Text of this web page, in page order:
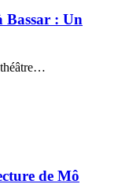
Bassar : Un
…
de Mô